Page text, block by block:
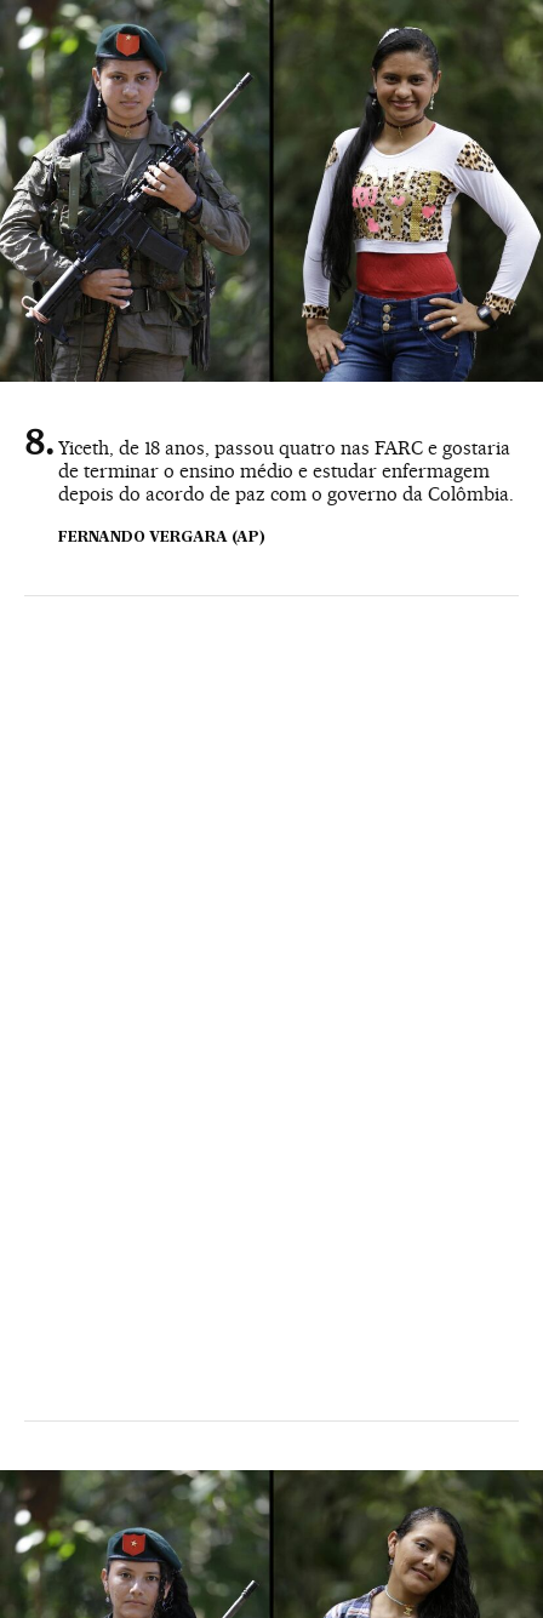
Yiceth, de 18 anos, passou quatro nas FARC e gostaria
de terminar o ensino médio e estudar enfermagem
depois do acordo de paz com o governo da Colômbia.
FERNANDO VERGARA (AP)